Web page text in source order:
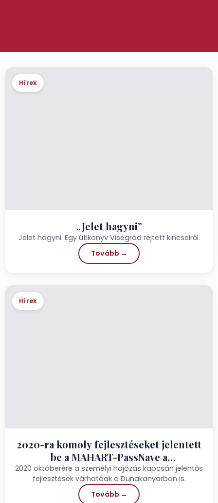
Hírek
„Jelet hagyni”
Jelet hagyni. Egy útikönyv Visegrád rejtett kincseiről.
Tovább →
Hírek
2020-ra komoly fejlesztéseket jelentett
be a MAHART-PassNave a
Dunakanyarban
2020 októberére a személyi hajózás kapcsán jelentős
fejlesztések várhatóak a Dunakanyarban is.
Tovább →